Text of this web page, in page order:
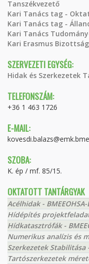
Tanszékvezető
Kari Tanács tag -
Kari Tanács tag -
Kari Tanács
Kari Erasmus
SZERVEZETI EGYSÉG:
Hidak és Szerkezetek
TELEFONSZÁM:
+36 1 463 1726
E-MAIL:
SZOBA:
K. ép / mf. 85/15.
OKTATOTT TANTÁRGYAK
Acélhidak - BMEEOHSA-
Hídépítés projektfeladat
Hídkatasztrófák -
Numerikus analízis és
Szerkezetek Stabilitása
Tartószerkezetek